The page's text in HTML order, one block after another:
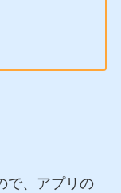
で、アプリの